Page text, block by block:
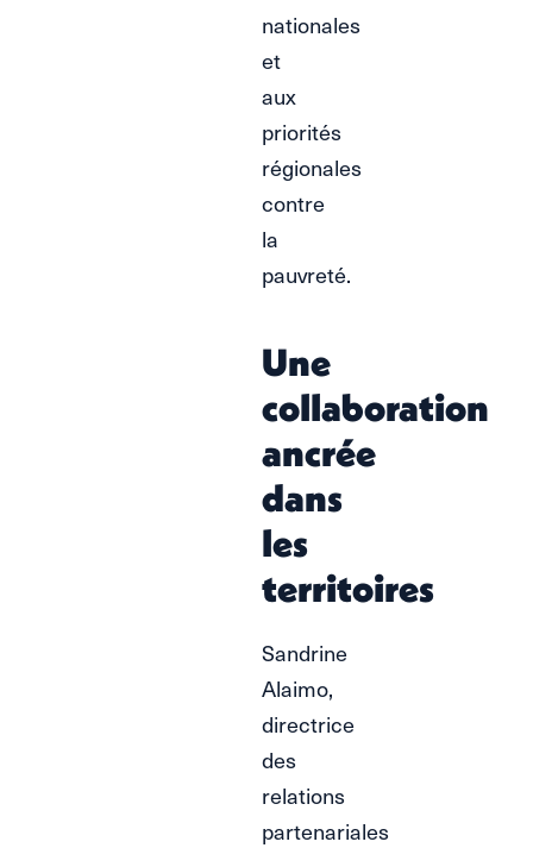
nationales
et
aux
priorités
régionales
contre
la
pauvreté.
Une
collaboration
ancrée
dans
les
territoires
Sandrine
Alaimo,
directrice
des
relations
partenariales